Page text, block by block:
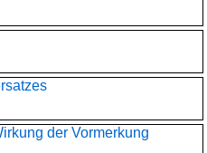
der Vormerkung